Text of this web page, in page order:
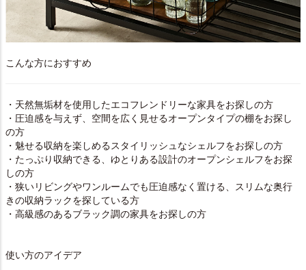
こんな方におすすめ
・天然無垢材を使用したエコフレンドリーな家具をお探しの方
・圧迫感を与えず、空間を広く見せるオープンタイプの棚をお探し
の方
・魅せる収納を楽しめるスタイリッシュなシェルフをお探しの方
・たっぷり収納できる、ゆとりある設計のオープンシェルフをお探
しの方
・狭いリビングやワンルームでも圧迫感なく置ける、スリムな奥行
きの収納ラックを探している方
・高級感のあるブラック調の家具をお探しの方
使い方のアイデア